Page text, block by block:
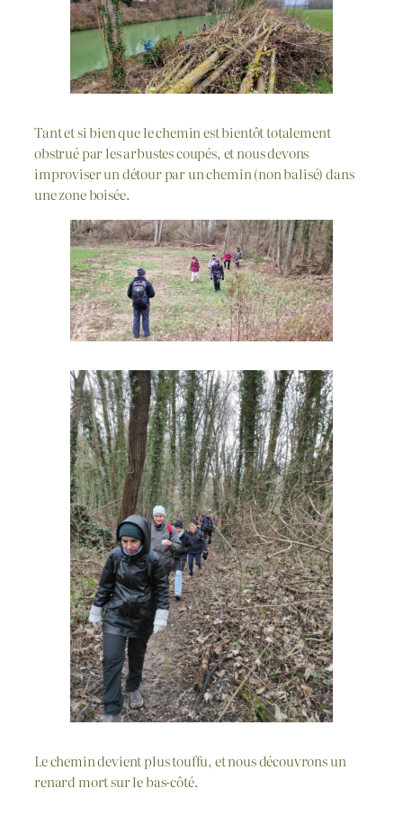
Tant et si bien que le chemin est bientôt totalement
obstrué par les arbustes coupés, et nous devons
improviser un détour par un chemin (non balisé) dans
une zone boisée.
Le chemin devient plus touffu, et nous découvrons un
renard mort sur le bas-côté.